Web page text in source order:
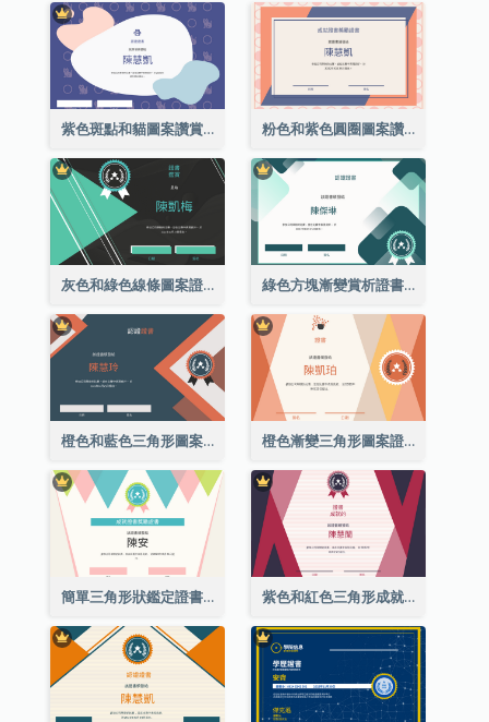
紫色斑點和貓圖案讚賞證書 粉色和紫色圓圈圖案讚賞證書
灰色和綠色線條圖案證書 綠色方塊漸變賞析證書
橙色和藍色三角形圖案證書 橙色漸變三角形圖案證書
簡單三角形狀鑑定證書 紫色和紅色三角形成就證書